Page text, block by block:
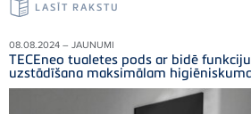
LASĪT RAKSTU
08.08.2024 – JAUNUMI
TECEneo tualetes pods ar bidē
uzstādīšana maksimālam